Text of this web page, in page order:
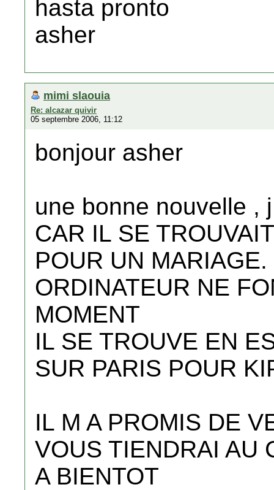
hasta pronto
asher
mimi slaouia
Re: alcazar quivir
05 septembre 2006, 11:12
bonjour asher
une bonne nouvelle ,
CAR IL SE
POUR UN
ORDINATEUR NE
MOMENT
IL SE TROUVE EN
SUR PARIS POUR
IL M A PROMIS DE
VOUS TIENDRAI AU
A BIENTOT